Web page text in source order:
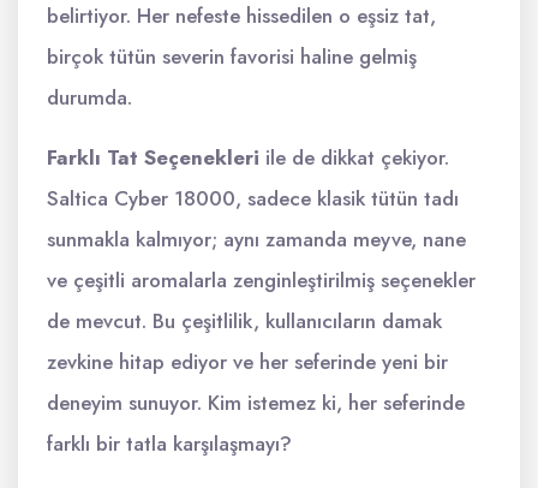
belirtiyor. Her nefeste hissedilen o eşsiz tat,
birçok tütün severin favorisi haline gelmiş
durumda.
Farklı Tat Seçenekleri ile de dikkat çekiyor.
Saltica Cyber 18000, sadece klasik tütün tadı
sunmakla kalmıyor; aynı zamanda meyve, nane
ve çeşitli aromalarla zenginleştirilmiş seçenekler
de mevcut. Bu çeşitlilik, kullanıcıların damak
zevkine hitap ediyor ve her seferinde yeni bir
deneyim sunuyor. Kim istemez ki, her seferinde
farklı bir tatla karşılaşmayı?